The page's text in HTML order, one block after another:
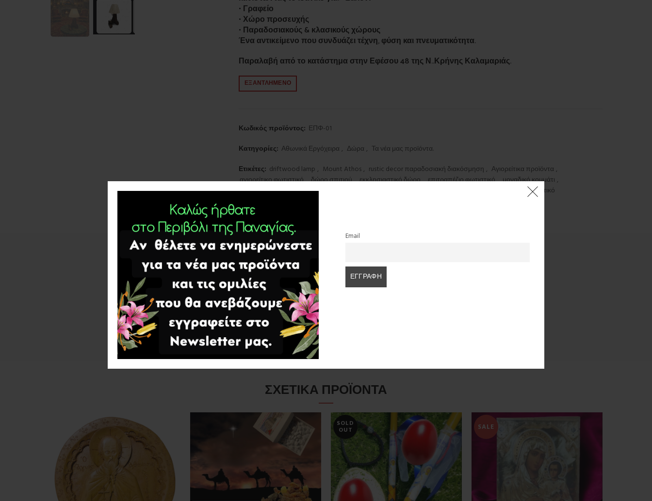
Email
• Γραφείο
• Χώρο προσευχής
• Παραδοσιακούς & κλασικούς χώρους
Ένα αντικείμενο που συνδυάζει τέχνη, φύση και πνευματικότητα.
Παραλαβή από το κατάστημα στην Εφέσου 48 της Ν..Κρήνης Καλαμαριάς.
ΕΞΑΝΤΛΗΜΈΝΟ
Κωδικός προϊόντος: ΕΠΦ-01
Κατηγορίες: Αθωνικά Εργόχειρα , Δώρα , Τα νέα μας προϊόντα.
Ετικέτες: driftwood lamp , Mount Athos, rustic decor παραδοσιακή διακόσμηση , Αγιορείτικα προϊόντα ,
αγιορείτικο φωτιστικό, δώρο σπιτιού, εκκλησιαστικό δώρο, επιτραπέζιο φωτιστικό, μοναδικό κομμάτι ,
μοναστηριακή τέχνη, μοναστηριακό δώρο χειροποίητο φωτιστικό
Επιπλέον πληροφορίες
Βάρος
Διαστάσεις
ΣΧΕΤΙΚΆ ΠΡΟΪΌΝΤΑ
SOLD
OUT SALE